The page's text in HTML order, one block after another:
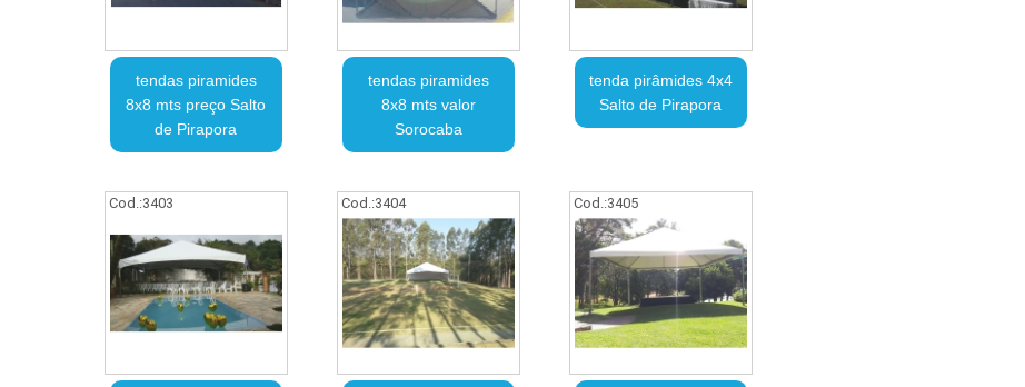
tendas piramides
8x8 mts preço Salto
de Pirapora
tendas piramides
8x8 mts valor
Sorocaba
tenda pirâmides 4x4
Salto de Pirapora
Cod.:3403 Cod.:3404 Cod.:3405